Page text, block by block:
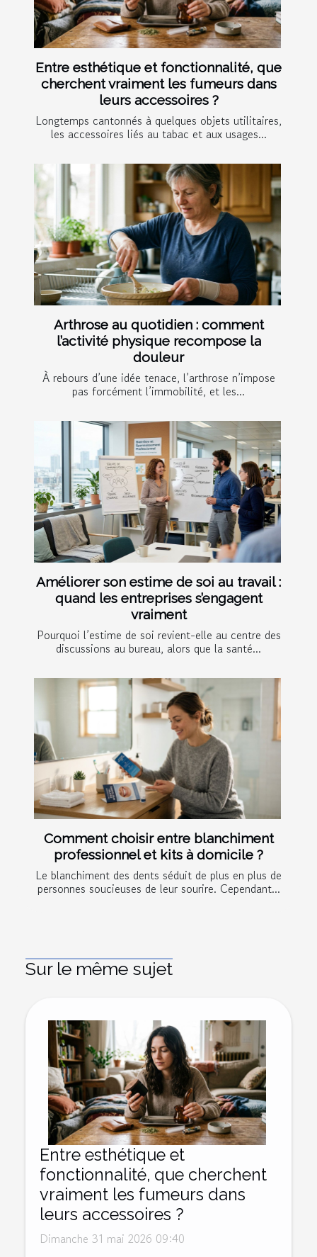
Entre esthétique et fonctionnalité, que
cherchent vraiment les fumeurs dans
leurs accessoires ?
Longtemps cantonnés à quelques objets utilitaires,
les accessoires liés au tabac et aux usages...
Arthrose au quotidien : comment
l’activité physique recompose la
douleur
À rebours d’une idée tenace, l’arthrose n’impose
pas forcément l’immobilité, et les...
Améliorer son estime de soi au travail :
quand les entreprises s’engagent
vraiment
Pourquoi l’estime de soi revient-elle au centre des
discussions au bureau, alors que la santé...
Comment choisir entre blanchiment
professionnel et kits à domicile ?
Le blanchiment des dents séduit de plus en plus de
personnes soucieuses de leur sourire. Cependant...
Sur le même sujet
Entre esthétique et
fonctionnalité, que cherchent
vraiment les fumeurs dans
leurs accessoires ?
Dimanche 31 mai 2026 09:40